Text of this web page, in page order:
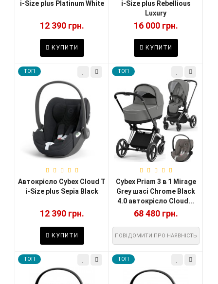
i-Size plus Platinum White
12 390 грн.
КУПИТИ
i-Size plus Rebellious
Luxury
16 000 грн.
КУПИТИ
TOП
Автокрісло Cybex Cloud T
i-Size plus Sepia Black
12 390 грн.
КУПИТИ
TOП
Cybex Priam 3 в 1 Mirage
Grey шасі Chrome Black
4.0 автокрісло Cloud...
68 480 грн.
ПОВІДОМИТИ ПРО НАЯВНІСТЬ
TOП TOП